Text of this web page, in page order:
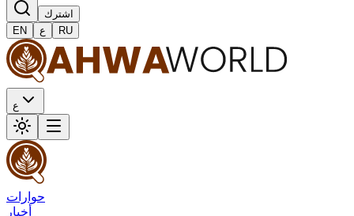
اشترك
EN
ع RU
ع
حوارات
أخبار